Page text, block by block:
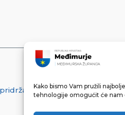
Kako bismo Vam pružili
tehnologije omogućit će nam
Made with ❤ by bg &